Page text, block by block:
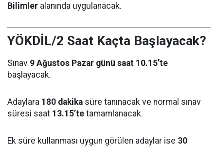
Bilimler alanında uygulanacak.
YÖKDİL/2 Saat Kaçta Başlayacak?
Sınav 9 Ağustos Pazar günü saat 10.15’te
başlayacak.
Adaylara 180 dakika süre tanınacak ve normal sınav
süresi saat 13.15’te tamamlanacak.
Ek süre kullanması uygun görülen adaylar ise 30